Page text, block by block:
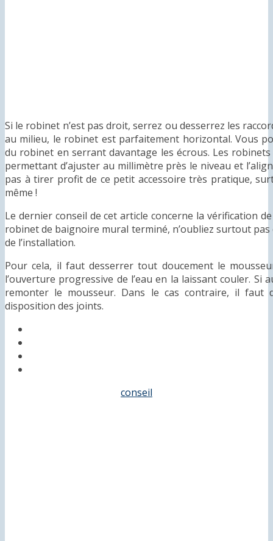
Si le robinet n’est pas droit, serrez ou desserrez les
au milieu, le robinet est parfaitement horizontal. Vous
du robinet en serrant davantage les écrous. Les
permettant d’ajuster au millimètre près le niveau et
pas à tirer profit de ce petit accessoire très pratique,
même !
Le dernier conseil de cet article concerne la vérification
robinet de baignoire mural terminé, n’oubliez surtout pas
de l’installation.
Pour cela, il faut desserrer tout doucement le
l’ouverture progressive de l’eau en la laissant couler. Si
remonter le mousseur. Dans le cas contraire, il faut
disposition des joints.
conseil